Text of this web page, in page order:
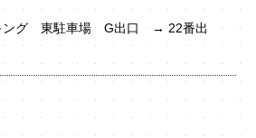
ング 東駐車場 G出口 → 22番出